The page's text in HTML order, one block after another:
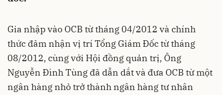
Gia nhập vào OCB từ tháng 04/2012 và chính
thức đảm nhận vị trí Tổng Giám Đốc từ tháng
08/2012, cùng với Hội đồng quản trị, Ông
Nguyễn Đình Tùng đã dẫn dắt và đưa OCB từ một
ngân hàng nhỏ trở thành ngân hàng tư nhân